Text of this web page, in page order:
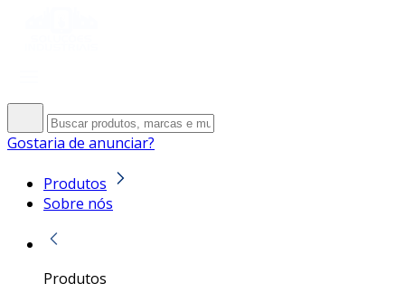
Gostaria de anunciar?
Produtos
Sobre nós
Produtos